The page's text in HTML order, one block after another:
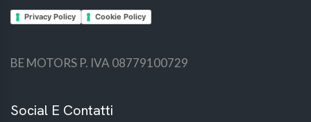
Privacy Policy Cookie Policy
BE MOTORS P. IVA 08779100729
Social E Contatti